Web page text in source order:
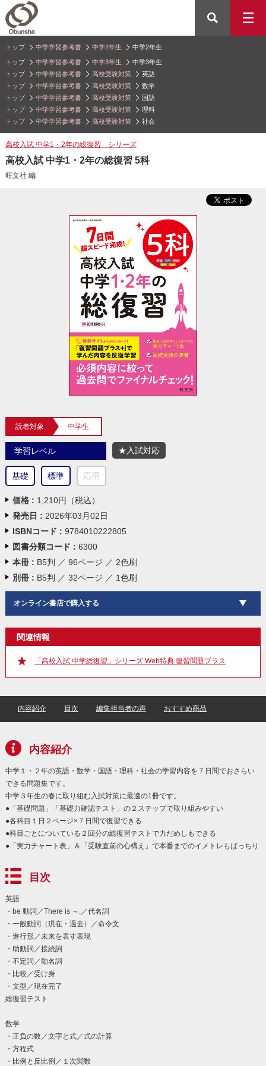
トップ 中学学習参考書 中学2年生 中学2年生
トップ 中学学習参考書 中学3年生
中学3年生
トップ
中学学習参考書 高校受験対策
英語
トップ
中学学習参考書 高校受験対策
数学
トップ
中学学習参考書 高校受験対策
国語
トップ
中学学習参考書 高校受験対策
理科
トップ
中学学習参考書 高校受験対策 社会
高校入試 中学1・2年の総復習 シリーズ
高校入試 中学1・2年の総復習 5科
旺文社 編
読者対象 中学生
学習レベル
基礎 標準 応用
★入試対応
価格 : 1,210円（税込）
発売日 : 2026年03月02日
ISBNコード : 9784010222805
図書分類コード : 6300
本冊 : B5判 ／ 96ページ ／ 2色刷
別冊 : B5判 ／ 32ページ ／ 1色刷
オンライン書店で購入する
関連情報
「高校入試 中学総復習」シリーズ Web特典 復習問題プラス
内容紹介 目次 編集担当者の声 おすすめ商品
内容紹介
中学１・２年の英語・数学・国語・理科・社会の学習内容を７日間でおさらい
できる問題集です。
中学３年生の春に取り組む入試対策に最適の1冊です。
●「基礎問題」「基礎力確認テスト」の２ステップで取り組みやすい
●各科目１日２ページ×７日間で復習できる
●科目ごとについている２回分の総復習テストで力だめしもできる
●「実力チャート表」＆「受験直前の心構え」で本番までのイメトレもばっちり
目次
英語
・be 動詞／There is ～.／代名詞
・一般動詞（現在・過去）／命令文
・進行形／未来を表す表現
・助動詞／接続詞
・不定詞／動名詞
・比較／受け身
・文型／現在完了
総復習テスト
数学
・正負の数／文字と式／式の計算
・方程式
・比例と反比例／１次関数